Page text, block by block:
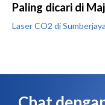
Paling dicari di
Laser CO2 di